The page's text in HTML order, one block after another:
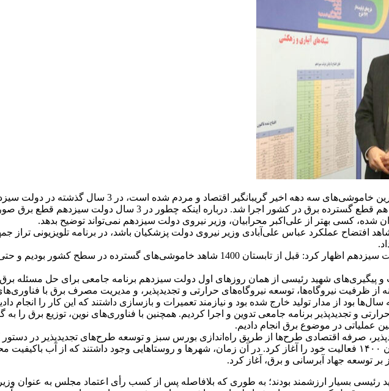
در شرایطی که در دولت چهاردهم بی‌سابقه‌ترین خاموشی‌های
حالی است که در اواخر دولت حسن روحانی هم قطع گسترده برق در
شده، کسی بهتر از علی‌اکبر محرابیان، وزیر نیروی دولت سیزدهم نمی‌تواند توضیح بدهد.
افتضاح عملکرد عباس علی‌آبادی وزیر نیروی دولت پزشکیان باشد، در برنامه تلویزیونی تراز
و پیگیری‌های شهید رئیسی از همان روزهای اول دولت سیزدهم برنامه جامعی برای حل مسئله
از ظرفیت نیروگاه‌ها، توسعه نیروگاه‌های حرارتی و تجدیدپذیر، و مدیریت مصرف برق با
سال‌ها بود از مدار تولید خارج شده بود و نیازمند تعمیرات و بازسازی داشتند که این کار را انجام
و تجدیدپذیر برنامه جامعی تدوین و اجرا کردیم. همچنین با فناوری‌های نوین، توزیع برق را به
عملیاتی در موضوع برق انجام دادیم.
صرفه اقتصادی طرح‌ها از طریق راه‌اندازی بورس سبز و توسعه طرح‌های تجدیدپذیر در
محرابیان گفت: دولت شهید رئیسی از تابستان ۱۴۰۰ فعالیت خود را آغاز کرد. در آن زمان، شهرها و روستاهایی وجود
توسعه جهاد آبرسانی و برق، آغاز کرد.
رئیسی بسیار ارزشمند بودند؛ به طوری که بلافاصله پس از کسب رأی اعتماد مجلس به عنوان